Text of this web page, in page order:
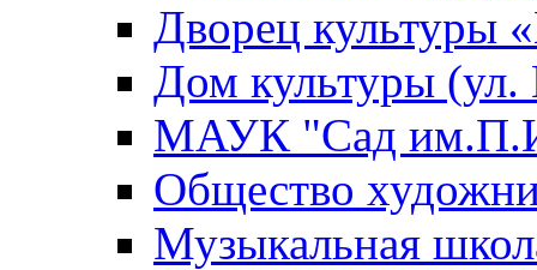
Дворец культуры
Дом культуры (ул.
МАУК "Сад
Общество
Музыкальная